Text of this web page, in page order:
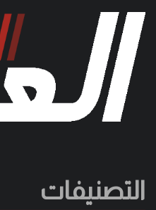
التصنيفات